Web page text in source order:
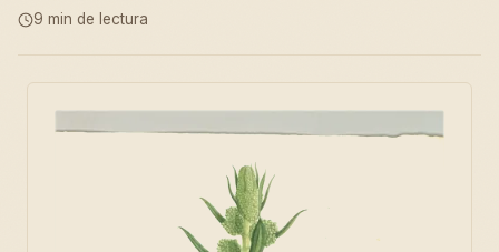
9 min de lectura